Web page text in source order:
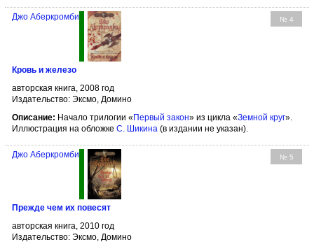
№ 4
Джо Аберкромби
Кровь и железо
авторская книга, 2008 год
Издательство: Эксмо, Домино
Описание: Начало трилогии «Первый закон» из цикла «Земной круг».
Иллюстрация на обложке С. Шикина (в издании не указан).
№ 5
Джо Аберкромби
Прежде чем их повесят
авторская книга, 2010 год
Издательство: Эксмо, Домино